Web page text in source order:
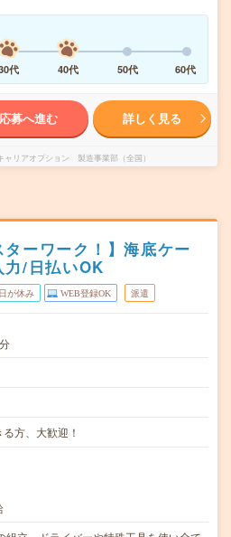
代 40代 50代 60代
応募へ進む 詳しく見る
ャリアオプション 製造事業部（全国）
ターワーク！】海底ケー
力/日払いOK
が休み WEB登録OK 派遣
方、大歓迎！